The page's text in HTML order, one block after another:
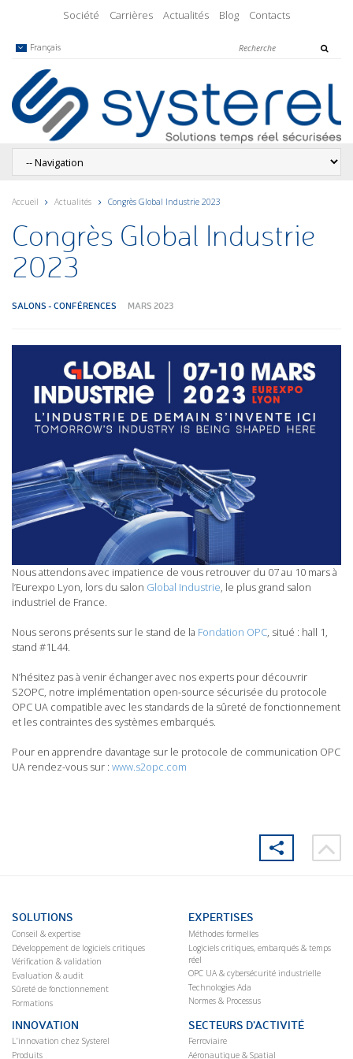
Société Carrières Actualités Blog Contacts
Français
Accueil Actualités Congrès Global Industrie 2023
Congrès Global Industrie
2023
SALONS - CONFÉRENCES MARS 2023
Nous attendons avec impatience de vous retrouver du 07 au 10 mars à
l’Eurexpo Lyon, lors du salon Global Industrie, le plus grand salon
industriel de France.
Nous serons présents sur le stand de la Fondation OPC, situé : hall 1,
stand #1L44.
N’hésitez pas à venir échanger avec nos experts pour découvrir
S2OPC, notre implémentation open-source sécurisée du protocole
OPC UA compatible avec les standards de la sûreté de fonctionnement
et les contraintes des systèmes embarqués.
Pour en apprendre davantage sur le protocole de communication OPC
UA rendez-vous sur : www.s2opc.com
SOLUTIONS
Conseil & expertise
Développement de logiciels critiques
Vérification & validation
Evaluation & audit
Sûreté de fonctionnement
Formations
EXPERTISES
Méthodes formelles
Logiciels critiques, embarqués & temps
réel
OPC UA & cybersécurité industrielle
Technologies Ada
Normes & Processus
INNOVATION
L’innovation chez Systerel
Produits
SECTEURS D’ACTIVITÉ
Ferroviaire
Aéronautique & Spatial